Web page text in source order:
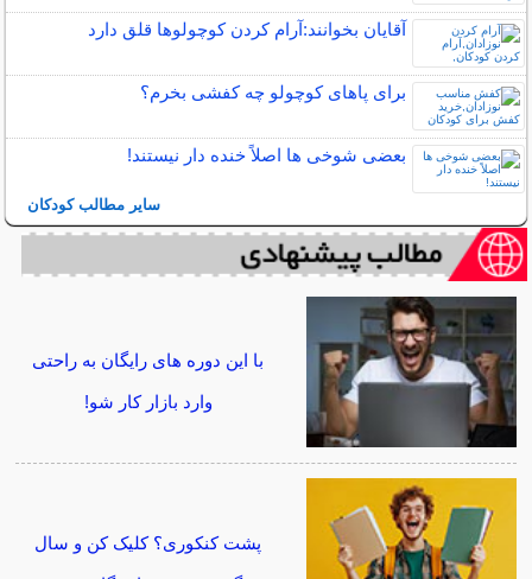
آقایان بخوانند:آرام كردن كوچولوها قلق دارد
برای پاهای کوچولو چه کفشی بخرم؟
بعضی شوخی ها اصلاً خنده دار نیستند!
سایر مطالب کودکان
با این دوره های رایگان به راحتی
وارد بازار کار شو!
پشت کنکوری؟ کلیک کن و سال